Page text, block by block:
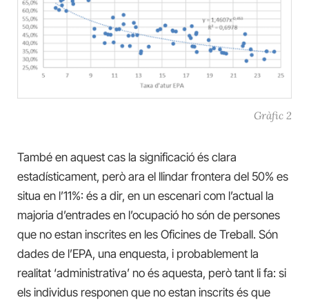
Gràfic 2
També en aquest cas la significació és clara
estadísticament, però ara el llindar frontera del 50% es
situa en l’11%: és a dir, en un escenari com l’actual la
majoria d’entrades en l’ocupació ho són de persones
que no estan inscrites en les Oficines de Treball. Són
dades de l’EPA, una enquesta, i probablement la
realitat ‘administrativa’ no és aquesta, però tant li fa: si
els individus responen que no estan inscrits és que